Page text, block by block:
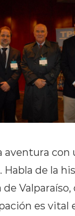
aventura
Habla de la
Valparaíso,
es vital